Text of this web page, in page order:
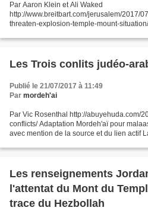
Par Aaron Klein et Ali Waked
http://www.breitbart.com/jerusalem/2017/
threaten-explosion-temple-mount-
actif -...
Les Trois conlits judéo-
Publié le 21/07/2017 à 11:49
Par mordeh'ai
Par Vic Rosenthal http://abuyehuda.com/
conflicts/ Adaptation Mordeh'aï pour
avec mention de la source et du lien actif
Les renseignements
l'attentat du Mont du
trace du Hezbollah